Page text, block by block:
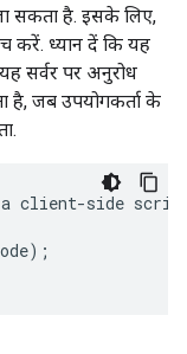
सकता है. इसके लिए,
करें. ध्यान दें कि यह
सर्वर पर अनुरोध
है, जब उपयोगकर्ता के
a client-side